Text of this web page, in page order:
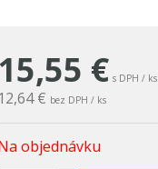
15,55 € s DPH / ks
12,64 € bez DPH / ks
objednávku